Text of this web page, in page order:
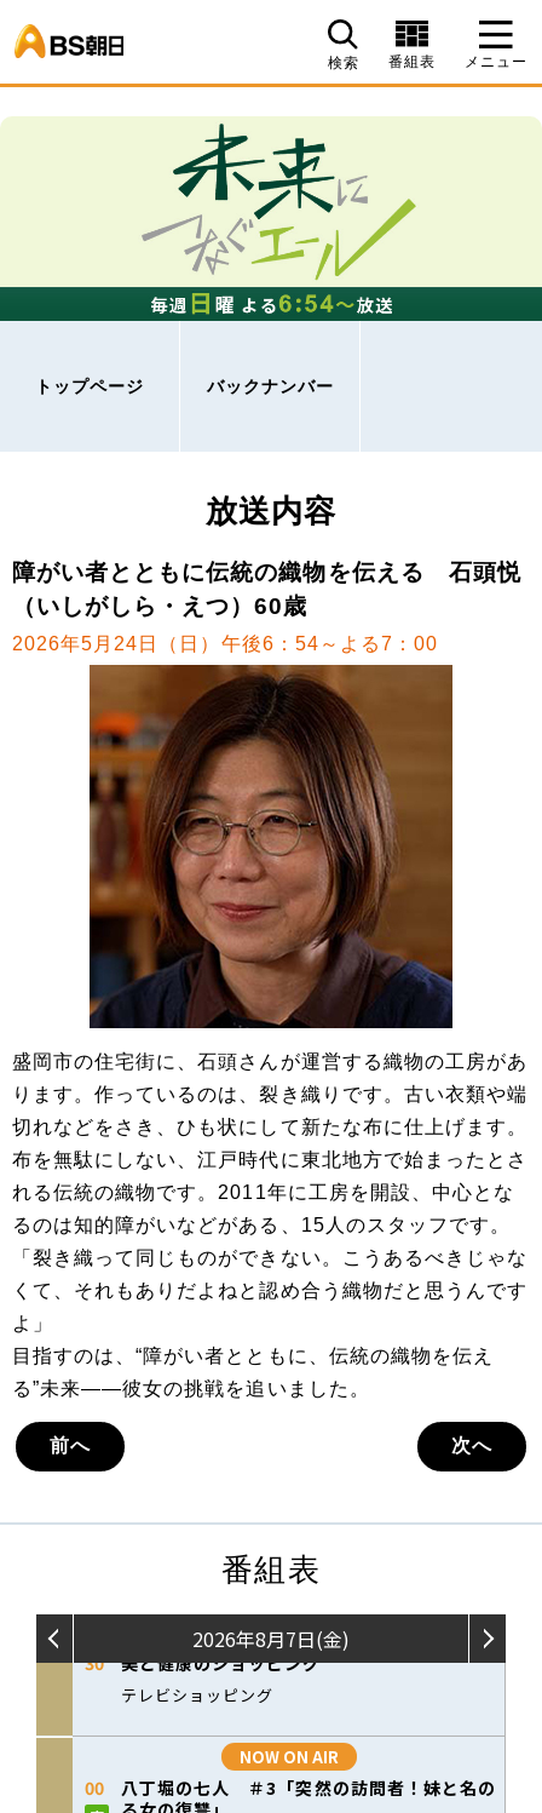
検索 番組表 メニュー
トップページ バックナンバー
放送内容
障がい者とともに伝統の織物を伝える 石頭悦
（いしがしら・えつ）60歳
2026年5月24日（日）午後6：54～よる7：00
盛岡市の住宅街に、石頭さんが運営する織物の工房があ
ります。作っているのは、裂き織りです。古い衣類や端
切れなどをさき、ひも状にして新たな布に仕上げます。
布を無駄にしない、江戸時代に東北地方で始まったとさ
れる伝統の織物です。2011年に工房を開設、中心とな
るのは知的障がいなどがある、15人のスタッフです。
「裂き織って同じものができない。こうあるべきじゃな
くて、それもありだよねと認め合う織物だと思うんです
よ」
目指すのは、“障がい者とともに、伝統の織物を伝え
る”未来――彼女の挑戦を追いました。
前へ 次へ
番組表